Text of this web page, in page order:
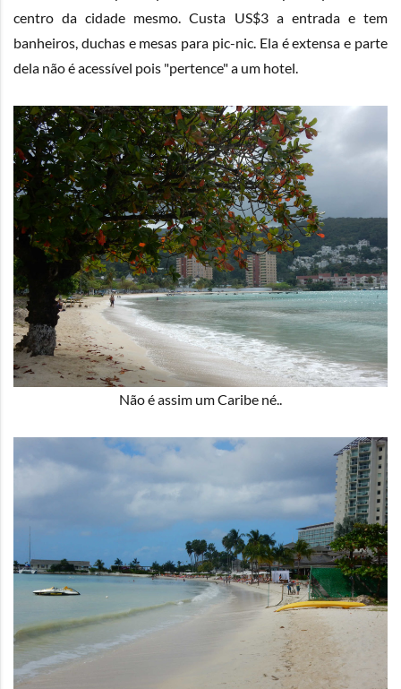
centro da cidade mesmo. Custa US$3 a entrada e tem
banheiros, duchas e mesas para pic-nic. Ela é extensa e parte
dela não é acessível pois "pertence" a um hotel.
Não é assim um Caribe né..